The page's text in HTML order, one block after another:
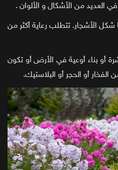
العديد من الأشكال و الألوان .
الأشجار. تتطلب رعاية أكثر من
أو بناء أوعية في الأرض أو تكون
أو الحجر أو البلاستيك.